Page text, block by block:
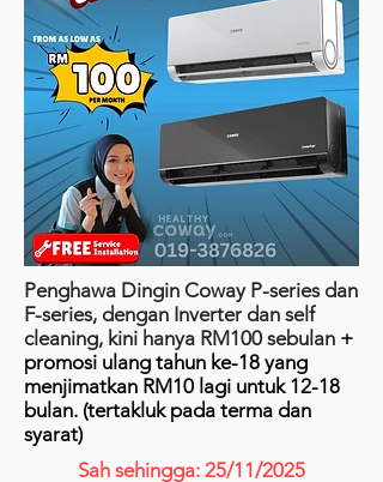
Penghawa Dingin Coway P-series dan
F-series, dengan Inverter dan self
cleaning, kini hanya RM100 sebulan +
promosi ulang tahun ke-18 yang
menjimatkan RM10 lagi untuk 12-18
bulan. (tertakluk pada terma dan
syarat)
Sah sehingga: 25/11/2025